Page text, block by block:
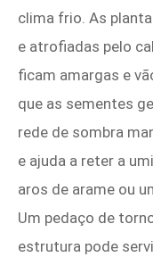
clima frio. As
e atrofiadas pelo
ficam amargas e
que as sementes
rede de sombra
e ajuda a reter a
aros de arame ou
Um pedaço de
estrutura pode